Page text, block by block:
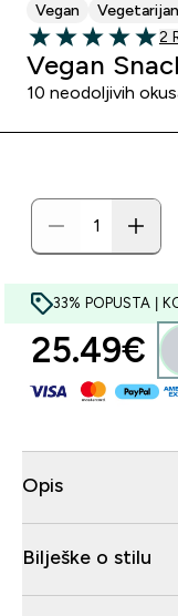
Vegan
5 out of 5 stars
2
2
Vegan
10 neodoljivih
33% POPUSTA |
25.49€‎
Opis
Bilješke o stilu